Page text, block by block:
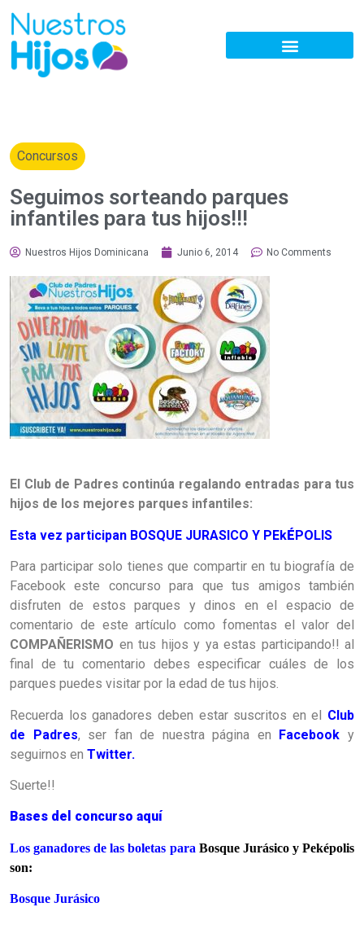
Concursos
Seguimos sorteando parques
infantiles para tus hijos!!!
Nuestros Hijos Dominicana Junio 6, 2014 No Comments
El Club de Padres continúa regalando entradas para tus
hijos de los mejores parques infantiles:
Esta vez participan BOSQUE JURASICO Y PEkÉPOLIS
Para participar solo tienes que compartir en tu biografía de
Facebook este concurso para que tus amigos también
disfruten de estos parques y dinos en el espacio de
comentario de este artículo como fomentas el valor del
COMPAÑERISMO en tus hijos y ya estas participando!! al
final de tu comentario debes especificar cuáles de los
parques puedes visitar por la edad de tus hijos.
Recuerda los ganadores deben estar suscritos en el Club
de Padres, ser fan de nuestra página en Facebook y
seguirnos en Twitter.
Suerte!!
Bases del concurso aquí
Los ganadores de las boletas para Bosque Jurásico y Peképolis
son:
Bosque Jurásico